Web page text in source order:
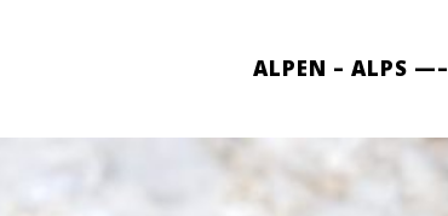
ALPEN – ALPS —–